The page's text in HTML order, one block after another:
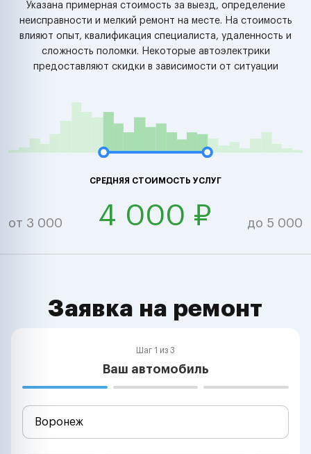
Указана примерная стоимость за выезд, определение
неисправности и мелкий ремонт на месте. На стоимость
влияют опыт, квалификация специалиста, удаленность и
сложность поломки. Некоторые автоэлектрики
предоставляют скидки в зависимости от ситуации
СРЕДНЯЯ СТОИМОСТЬ УСЛУГ
от 3 000 4 000 ₽ до 5 000
Заявка на ремонт
Шаг 1 из 3
Ваш автомобиль